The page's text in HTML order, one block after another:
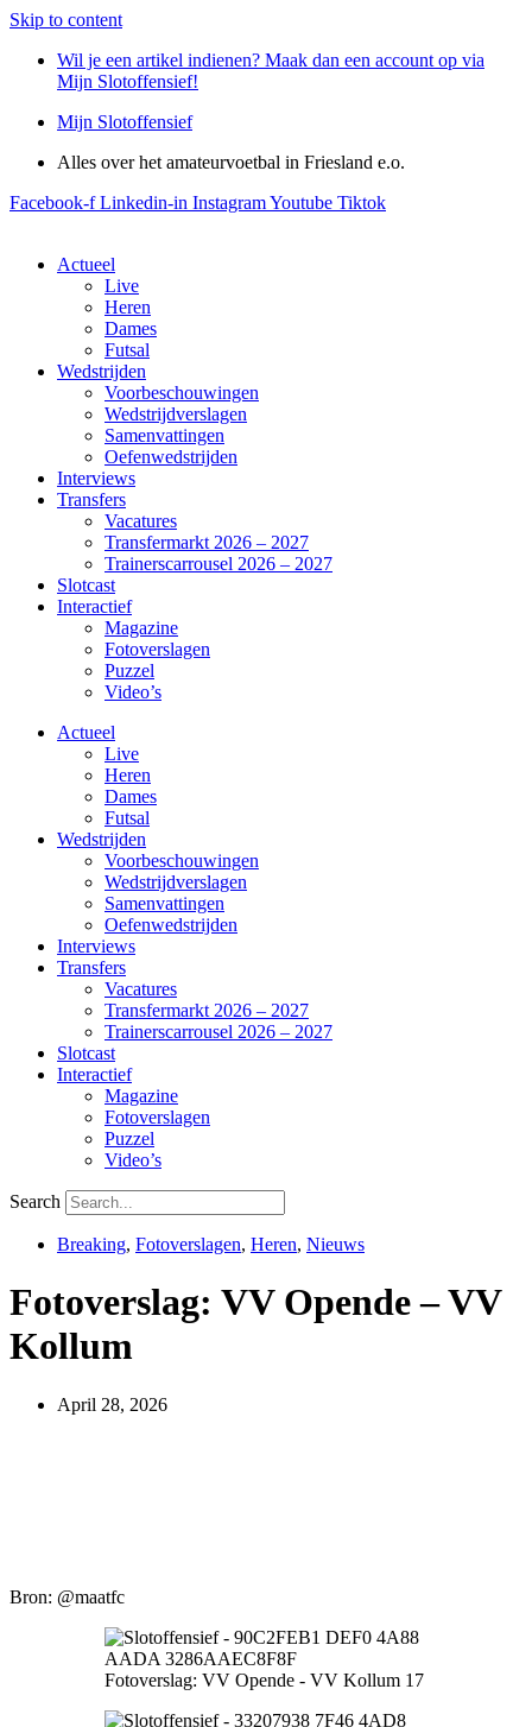
Skip to content
Wil je een artikel indienen? Maak dan een account op via
Mijn Slotoffensief!
Mijn Slotoffensief
Alles over het amateurvoetbal in Friesland e.o.
Facebook-f Linkedin-in InstagramYoutube Tiktok
Actueel
Live
Heren
Dames
Futsal
Wedstrijden
Voorbeschouwingen
Wedstrijdverslagen
Samenvattingen
Oefenwedstrijden
Interviews
Transfers
Vacatures
Transfermarkt 2026 – 2027
Trainerscarrousel 2026 – 2027
Slotcast
Interactief
Magazine
Fotoverslagen
Puzzel
Video’s
Actueel
Live
Heren
Dames
Futsal
Wedstrijden
Voorbeschouwingen
Wedstrijdverslagen
Samenvattingen
Oefenwedstrijden
Interviews
Transfers
Vacatures
Transfermarkt 2026 – 2027
Trainerscarrousel 2026 – 2027
Slotcast
Interactief
Magazine
Fotoverslagen
Puzzel
Video’s
Search
Breaking, Fotoverslagen, Heren, Nieuws
Fotoverslag: VV Opende – VV
Kollum
April 28, 2026
Bron: @maatfc
Fotoverslag: VV Opende - VV Kollum 17